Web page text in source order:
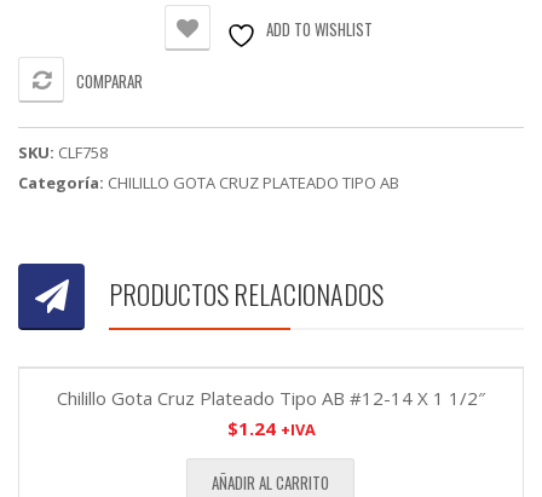
#7-
19
cantidad
ADD TO WISHLIST
COMPARAR
SKU: CLF758
Categoría: CHILILLO GOTA CRUZ PLATEADO TIPO AB
PRODUCTOS RELACIONADOS
Chilillo Gota Cruz Plateado Tipo AB #12-14 X 1 1/2″
$1.24 +IVA
AÑADIR AL CARRITO